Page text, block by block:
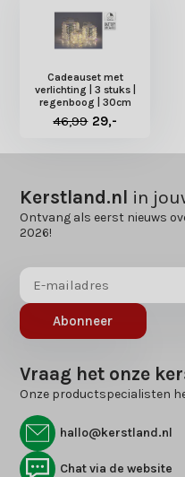
Cadeauset met
verlichting | 3 stuks |
regenboog | 30cm
46,99 29,-
Kerstland.nl in
Ontvang als eerst nieuws
2026!
Abonneer
Vraag het onze
Onze productspecialisten
hallo@kerstland.nl
Chat via de website